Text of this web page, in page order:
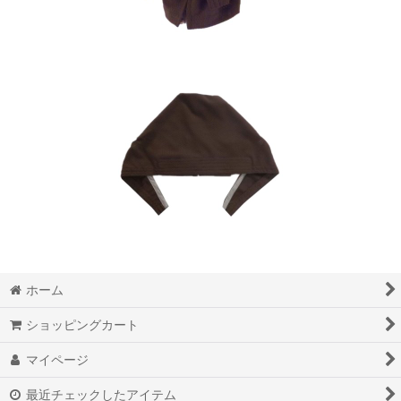
ホーム
ショッピングカート
マイページ
最近チェックしたアイテム